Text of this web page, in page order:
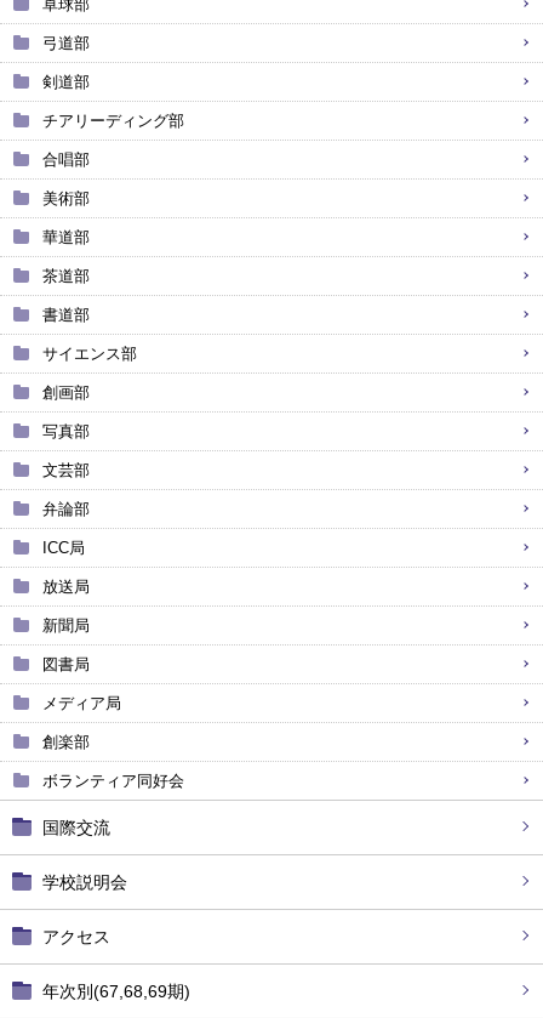
卓球部
弓道部
剣道部
チアリーディング部
合唱部
美術部
華道部
茶道部
書道部
サイエンス部
創画部
写真部
文芸部
弁論部
ICC局
放送局
新聞局
図書局
メディア局
創楽部
ボランティア同好会
国際交流
学校説明会
アクセス
年次別(67,68,69期)